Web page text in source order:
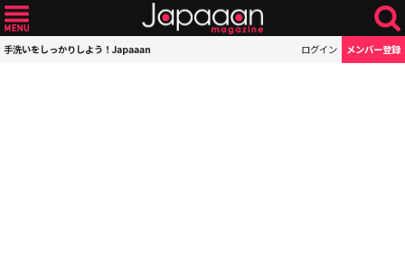
手洗いをしっかりしよう！Japaaan ログイン メンバー登録